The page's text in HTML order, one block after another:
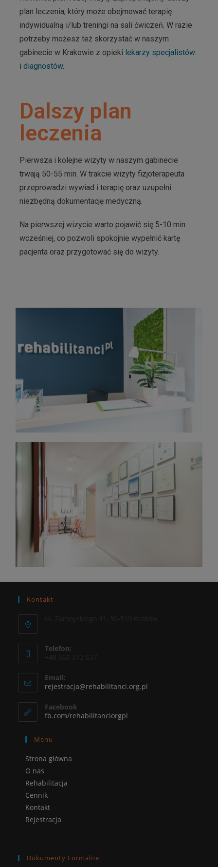
plan leczenia, który może obejmować terapię
indywidualną i/lub treningi na sali ćwiczeń. W razie
potrzeby możesz też skorzystać w naszym
gabinecie w Krakowie z opieki lekarzy specjalistów
idiagnostów.
Dalszy plan
leczenia
Pierwsza i kolejne wizyty w naszym gabinecie
trwają 50-55 min. W trakcie wizyty fizjoterapeuta
przeprowadzi wywiad i terapię oraz uzupełni
niezbędną dokumentację medyczną.
Na pierwszej wizycie warto pojawić się 5-10 min
wcześniej, co pozwoli spokojnie wypełnić kartę
pacjenta oraz przygotować się do wizyty.
Kontakt
Telefon:
Email:
rejestracja@rehabilitanci.org.pl
Facebook
fb.com/rehabilitanciorgpl
Menu
Strona główna
O nas
Rehabilitacja
Cennik
Kontakt
Rejestracja
Dokumenty Formalne